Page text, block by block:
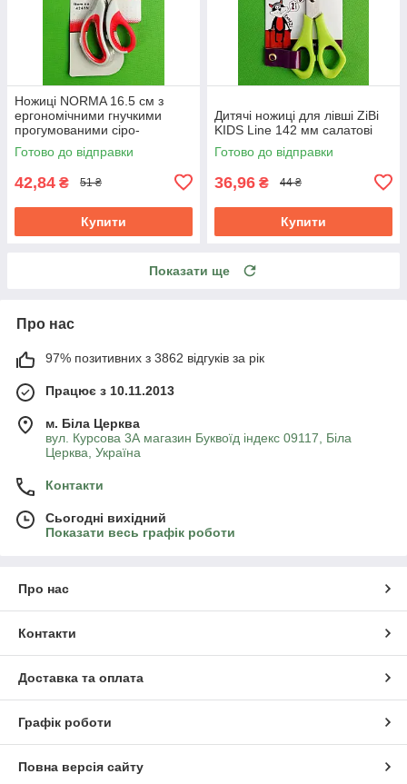
Ножиці NORMA 16.5 см з
ергономічними гнучкими
прогумованими сіро-
червоними ручками 1.8 мм
Готово до відправки
42,84 ₴ 51 ₴
Купити
Дитячі ножиці для лівші ZiBi
KIDS Line 142 мм салатові
Готово до відправки
36,96 ₴ 44 ₴
Купити
Показати ще
Про нас
97% позитивних з 3862 відгуків за рік
Працює з 10.11.2013
м. Біла Церква
вул. Курсова 3А магазин Буквоїд індекс 09117, Біла
Церква, Україна
Контакти
Сьогодні вихідний
Показати весь графік роботи
Про нас
Контакти
Доставка та оплата
Графік роботи
Повна версія сайту